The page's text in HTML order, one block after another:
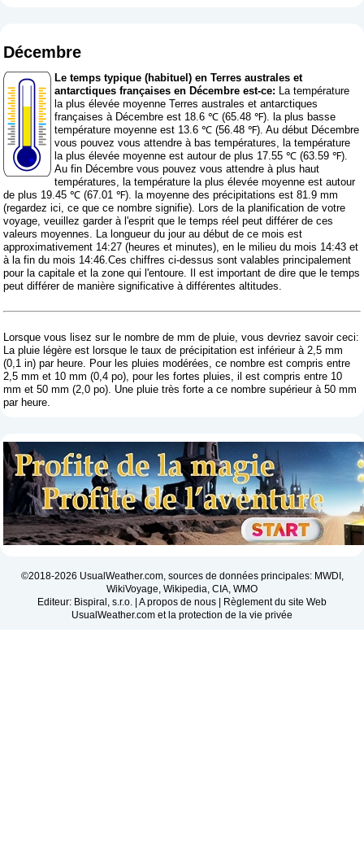
Décembre
Le temps typique (habituel) en Terres australes et
antarctiques françaises en Décembre est-ce: La température
la plus élevée moyenne Terres australes et antarctiques
françaises à Décembre est 18.6 ℃ (65.48 ℉). la plus basse
température moyenne est 13.6 ℃ (56.48 ℉). Au début Décembre
vous pouvez vous attendre à bas températures, la température
la plus élevée moyenne est autour de plus 17.55 ℃ (63.59 ℉).
Au fin Décembre vous pouvez vous attendre à plus haut
températures, la température la plus élevée moyenne est autour
de plus 19.45 ℃ (67.01 ℉). la moyenne des précipitations est 81.9 mm
(regardez ici, ce que ce nombre signifie). Lors de la planification de votre
voyage, veuillez garder à l'esprit que le temps réel peut différer de ces
valeurs moyennes. La longueur du jour au début de ce mois est
approximativement 14:27 (heures et minutes), en le milieu du mois 14:43 et
à la fin du mois 14:46.Ces chiffres ci-dessus sont valables principalement
pour la capitale et la zone qui l'entoure. Il est important de dire que le temps
peut différer de manière significative à différentes altitudes.
Lorsque vous lisez sur le nombre de mm de pluie, vous devriez savoir ceci:
La pluie légère est lorsque le taux de précipitation est inférieur à 2,5 mm
(0,1 in) par heure. Pour les pluies modérées, ce nombre est compris entre
2,5 mm et 10 mm (0,4 po), pour les fortes pluies, il est compris entre 10
mm et 50 mm (2,0 po). Une pluie très forte a ce nombre supérieur à 50 mm
par heure.
©2018-2026 UsualWeather.com, sources de données principales: MWDI,
WikiVoyage, Wikipedia, CIA, WMO
Editeur: Bispiral, s.r.o. | A propos de nous | Règlement du site Web
UsualWeather.com et la protection de la vie privée